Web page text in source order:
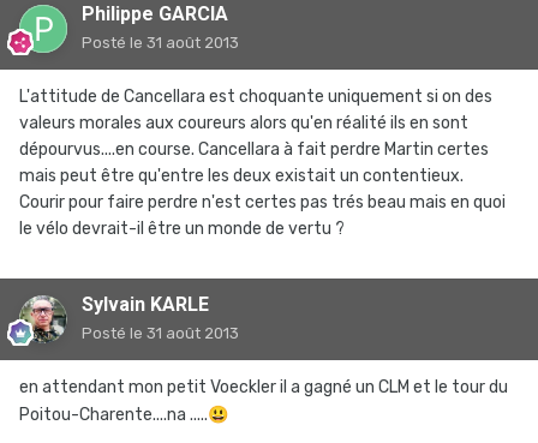
Philippe GARCIA
Posté le 31 août 2013
L'attitude de Cancellara est choquante uniquement si on des
valeurs morales aux coureurs alors qu'en réalité ils en sont
dépourvus....en course. Cancellara à fait perdre Martin certes
mais peut être qu'entre les deux existait un contentieux.
Courir pour faire perdre n'est certes pas trés beau mais en quoi
le vélo devrait-il être un monde de vertu ?
Sylvain KARLE
Posté le 31 août 2013
en attendant mon petit Voeckler il a gagné un CLM et le tour du
Poitou-Charente....na .....😃